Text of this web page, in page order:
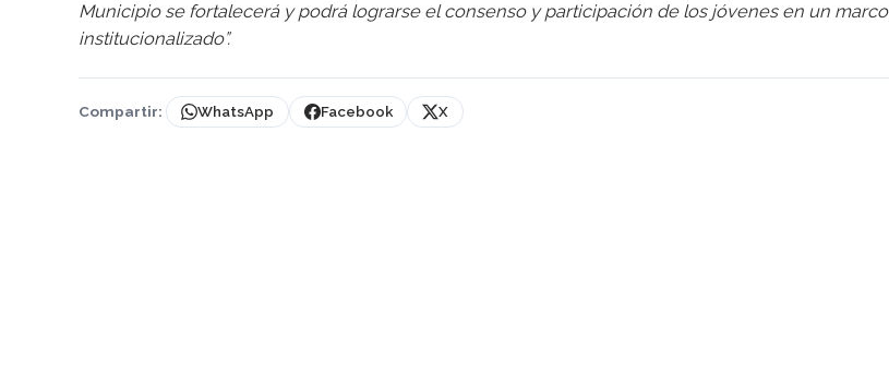
Municipio se fortalecerá y podrá lograrse el consenso y participación de los jóvenes en un marco
institucionalizado”.
Compartir: WhatsApp Facebook X